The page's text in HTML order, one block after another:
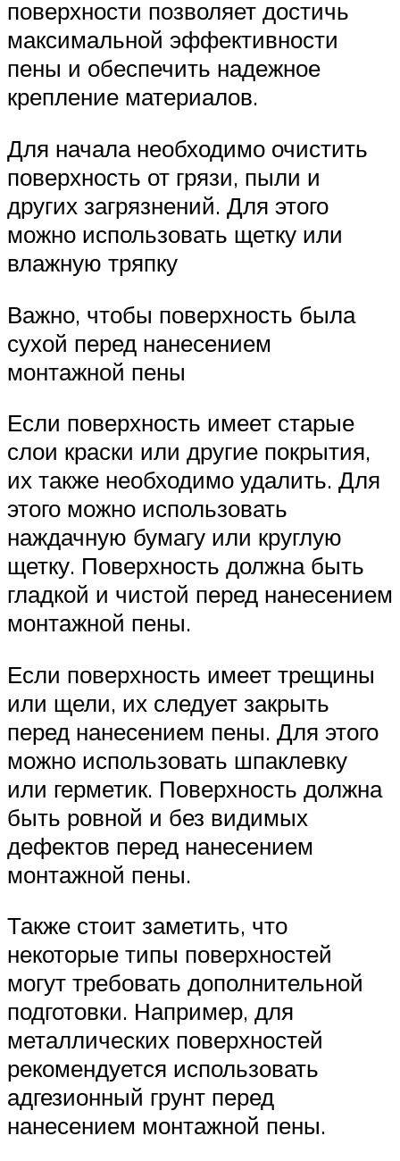
поверхности позволяет достичь
максимальной эффективности
пены и обеспечить надежное
крепление материалов.
Для начала необходимо очистить
поверхность от грязи, пыли и
других загрязнений. Для этого
можно использовать щетку или
влажную тряпку
Важно, чтобы поверхность была
сухой перед нанесением
монтажной пены
Если поверхность имеет старые
слои краски или другие покрытия,
их также необходимо удалить. Для
этого можно использовать
наждачную бумагу или круглую
щетку. Поверхность должна быть
гладкой и чистой перед нанесением
монтажной пены.
Если поверхность имеет трещины
или щели, их следует закрыть
перед нанесением пены. Для этого
можно использовать шпаклевку
или герметик. Поверхность должна
быть ровной и без видимых
дефектов перед нанесением
монтажной пены.
Также стоит заметить, что
некоторые типы поверхностей
могут требовать дополнительной
подготовки. Например, для
металлических поверхностей
рекомендуется использовать
адгезионный грунт перед
нанесением монтажной пены.